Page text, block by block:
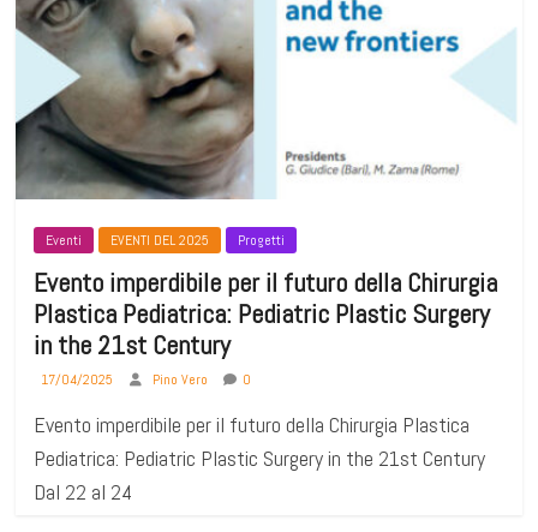
Eventi EVENTI DEL 2025 Progetti
Evento imperdibile per il futuro della Chirurgia
Plastica Pediatrica: Pediatric Plastic Surgery
in the 21st Century
17/04/2025 Pino Vero 0
Evento imperdibile per il futuro della Chirurgia Plastica
Pediatrica: Pediatric Plastic Surgery in the 21st Century
Dal 22 al 24